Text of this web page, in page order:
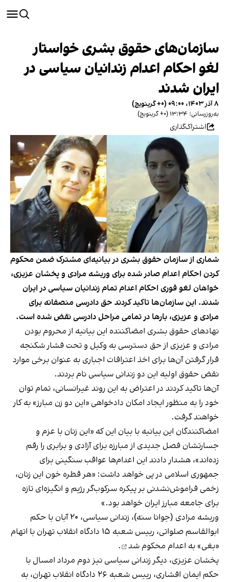
سازمان‌های حقوق بشری خواستار
لغو احکام اعدام زندانیان سیاسی در
ایران شدند
۸ آذر ۱۴۰۳، ۰۹:۰۰ (‎+۰ گرینویچ)
به‌روزرسانی: ۱۳:۳۴ (‎+۰ گرینویچ)
اشتراک‌گذاری
شماری از سازمان حقوق بشری در بیانیه‌ای مشترک ضمن محکوم
کردن احکام اعدام صادر شده برای وریشه مرادی و پخشان عزیزی،
خواهان لغو فوری احکام اعدام تمام زندانیان سیاسی در ایران
شدند. این سازمان‌ها تاکید کردند حق دادرسی منصفانه برای
مرادی و عزیزی، بارها در تمامی مراحل دادرسی نقض شده است.
نهادهای حقوق بشری امضاکننده این بیانیه از محروم بودن
مرادی و عزیزی از حق دسترسی به وکیل و تحت فشار شکنجه
قرار گرفتن آن‌ها برای اخذ اعترافات اجباری به عنوان برخی موارد
نقض حقوق اولیه این دو زندانی سیاسی نام بردند.
آن‌ها تاکید کردند در اعتراض به این روند غیرانسانی، تمام توان
خود را به منظور ایجاد امکان دادخواهی «این دو زن مبارز» به کار
خواهند گرفت.
امضاکنندگان این بیانیه با بیان این که «این زنان با عزم و
جسارتشان فصل جدیدی از مبارزه برای آزادی و برابری را رقم
زده‌اند»، هشدار دادند این اعدام‌ها عواقب سنگینی برای
جمهوری اسلامی در پی خواهد داشت: «هر قطره خون این زنان،
زخمی فراموش‌نشدنی بر پیکره سرکوب‌گر رژیم و انگیزه‌ای تازه
برای جامعه‌ مبارز ایران خواهد بود.»
وریشه مرادی (جوانا سنه)، زندانی سیاسی، ۲۰ آبان با حکم
ابوالقاسم صلواتی، رییس شعبه ۱۵ دادگاه انقلاب تهران با اتهام
«بغی»به اعدام محکوم شد
.
پخشان عزیزی، دیگر زندانی سیاسی نیز دوم مرداد امسال با
حکم ایمان افشاری، رییس شعبه ۲۶ دادگاه انقلاب تهران، به